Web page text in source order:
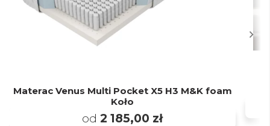
Materac Venus Multi Pocket X5 H3 M&K foam
Koło
od 2 185,00 zł